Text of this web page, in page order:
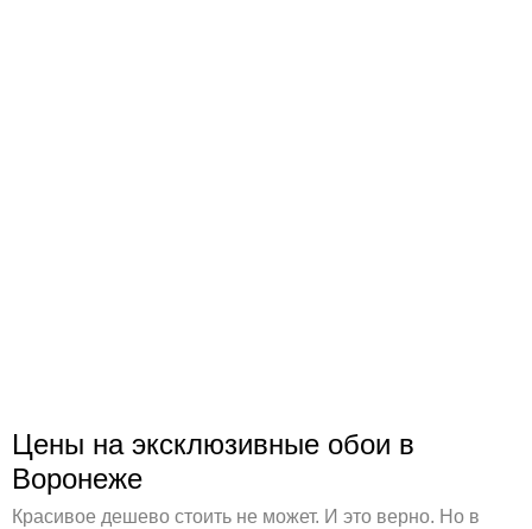
Цены на эксклюзивные обои в
Воронеже
Красивое дешево стоить не может. И это верно. Но в